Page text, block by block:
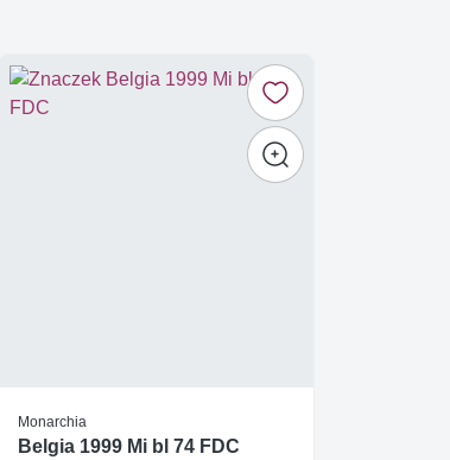
Monarchia
Belgia 1999 Mi bl 74 FDC